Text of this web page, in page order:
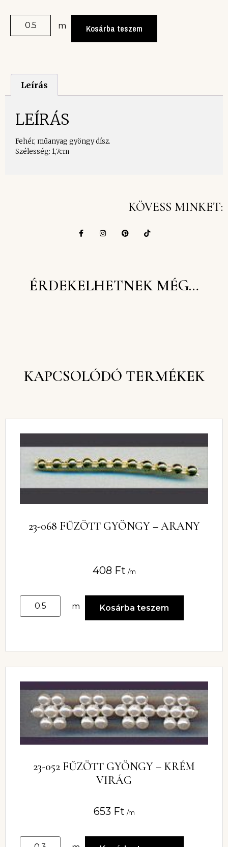
m Kosárba teszem
Leírás
LEÍRÁS
Fehér, műanyag gyöngy dísz.
Szélesség: 1,7cm
KÖVESS MINKET:
ÉRDEKELHETNEK MÉG…
KAPCSOLÓDÓ TERMÉKEK
23-068 FŰZÖTT GYÖNGY – ARANY
408 Ft /m
m Kosárba teszem
23-052 FŰZÖTT GYÖNGY – KRÉM
VIRÁG
653 Ft /m